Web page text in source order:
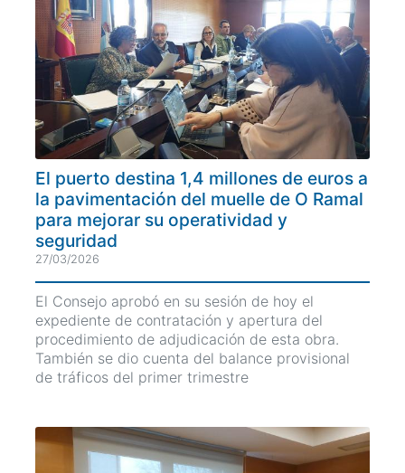
El puerto destina 1,4 millones de euros a
la pavimentación del muelle de O Ramal
para mejorar su operatividad y
seguridad
27/03/2026
El Consejo aprobó en su sesión de hoy el
expediente de contratación y apertura del
procedimiento de adjudicación de esta obra.
También se dio cuenta del balance provisional
de tráficos del primer trimestre